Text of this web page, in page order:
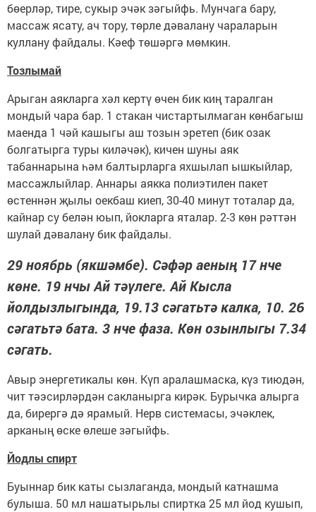
бөерләр, тире, сукыр эчәк зәгыйфь. Мунчага бару,
массаж ясату, ач тору, төрле дәвалану чараларын
куллану файдалы. Кәеф төшәргә мөмкин.
Тозлымай
Арыган аякларга хәл кертү өчен бик киң таралган
мондый чара бар. 1 стакан чистартылмаган көнбагыш
маенда 1 чәй кашыгы аш тозын эретеп (бик озак
болгатырга туры киләчәк), кичен шуны аяк
табаннарына һәм балтырларга яхшылап ышкыйлар,
массажлыйлар. Аннары аякка полиэтилен пакет
өстеннән җылы оекбаш киеп, 30-40 минут тоталар да,
кайнар су белән юып, йокларга яталар. 2-3 көн рәттән
шулай дәвалану бик файдалы.
29 ноябрь (якшәмбе). Сәфәр аеның 17 нче
көне. 19 нчы Ай тәүлеге. Ай Кысла
йолдызлыгында, 19.13 сәгатьтә калка, 10. 26
сәгатьтә бата. 3 нче фаза. Көн озынлыгы 7.34
сәгать.
Авыр энергетикалы көн. Күп аралашмаска, күз тиюдән,
чит тәэсирләрдән сакланырга кирәк. Бурычка алырга
да, бирергә дә ярамый. Нерв системасы, эчәклек,
арканың өске өлеше зәгыйфь.
Йодлы спирт
Буыннар бик каты сызлаганда, мондый катнашма
булыша. 50 мл нашатырьлы спиртка 25 мл йод кушып,